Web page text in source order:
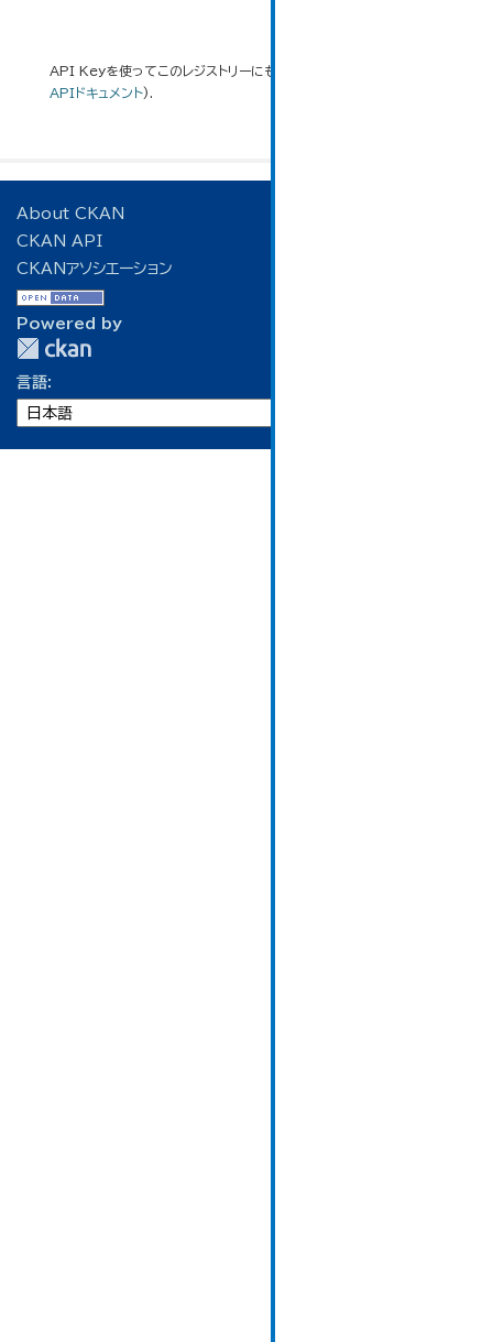
API Keyを使ってこのレジストリーにもアクセス可能です
APIドキュメント).
About CKAN
CKAN API
CKANアソシエーション
Powered by
言語